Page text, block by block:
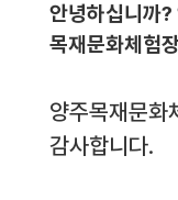
안녕하십니까?
목재문화체험
양주목재문화
감사합니다.